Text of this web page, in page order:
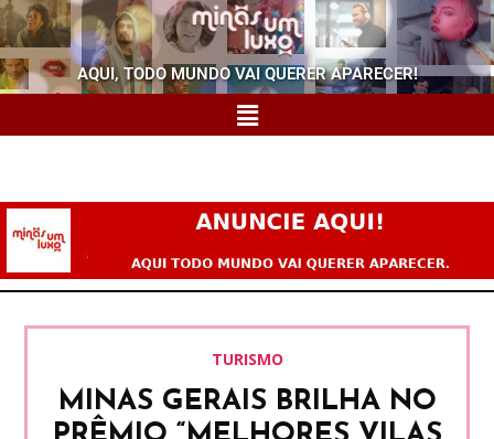
AQUI, TODO MUNDO VAI QUERER APARECER!
TURISMO
MINAS GERAIS BRILHA NO